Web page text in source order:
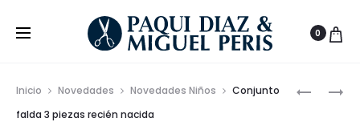
0
ABRIGO
ABRIGO
Inicio Novedades Novedades Niños
Conjunto
falda 3 piezas recién nacida